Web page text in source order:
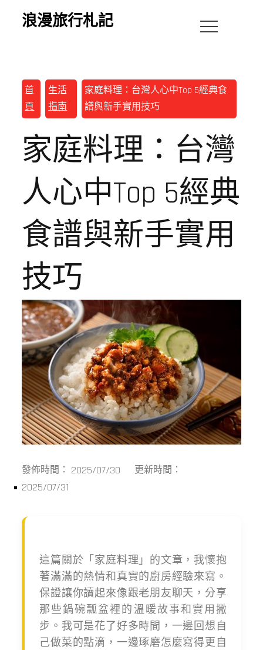
浪漫旅行札記
首
頁
生活
指南
家庭料理：台灣人心中Top 5經典食
譜與新手實用技巧
家庭料理：台灣
人心中Top 5經典
食譜與新手實用
技巧
發佈時間： 2025/07/30 更新時間：
2025/07/31
這篇關於「家庭料理」的文章，我懷抱
著滿滿的熱情和真實的廚房經驗來寫。
保證讓你讀起來像跟老朋友聊天，分享
那些鍋碗瓢盆裡的溫暖故事和實用撇
步。我可是花了好多時間，一邊回想自
己做菜的點滴，一邊琢磨怎麼寫得更自